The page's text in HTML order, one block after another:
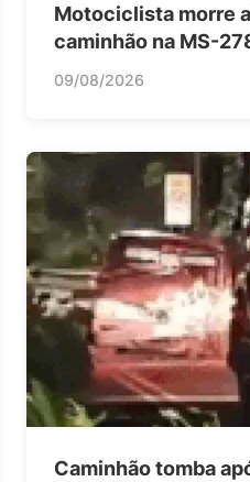
Motociclista morre
caminhão na MS-
09/08/2026
Caminhão tomba